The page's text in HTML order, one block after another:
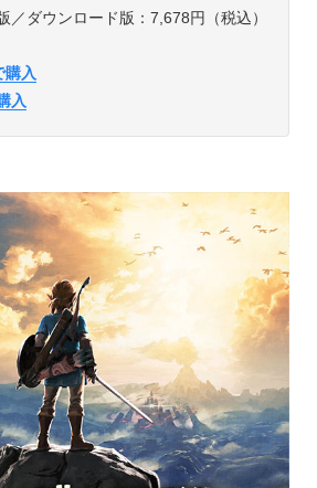
／ダウンロード版：7,678円（税込）
入
入